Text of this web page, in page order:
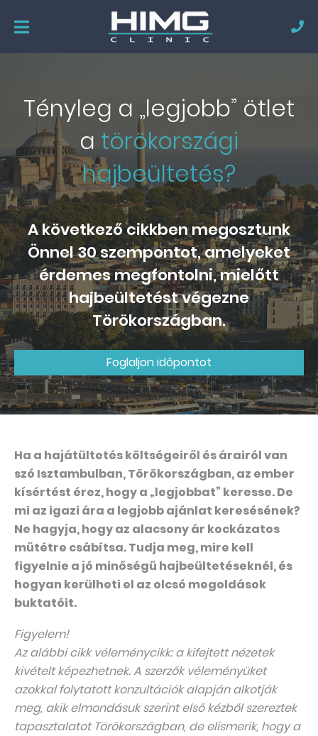
Tényleg a „legjobb” ötlet
a törökországi
hajbeültetés?
A következő cikkben megosztunk
Önnel 30 szempontot, amelyeket
érdemes megfontolni, mielőtt
hajbeültetést végezne
Törökországban.
Foglaljon időpontot
Ha a hajátültetés költségeiről és árairól van
szó Isztambulban, Törökországban, az ember
kísértést érez, hogy a „legjobbat” keresse. De
mi az igazi ára a legjobb ajánlat keresésének?
Ne hagyja, hogy az alacsony ár kockázatos
műtétre csábítsa. Tudja meg, mire kell
figyelnie a jó minőségű hajbeültetéseknél, és
hogyan kerülheti el az olcsó megoldások
buktatóit.
Figyelem!
Az alábbi cikk véleménycikk: a kifejtett nézetek
kivételt képezhetnek. A szerzők véleményüket
azokkal folytatott konzultációk alapján alkotják
meg, akik elmondásuk szerint első kézből szereztek
tapasztalatot Törökországban, de elismerik, hogy a